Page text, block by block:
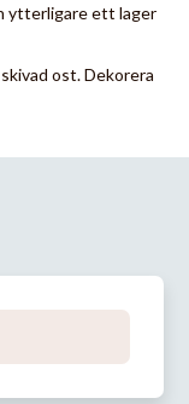
ytterligare ett lager
ost. Dekorera